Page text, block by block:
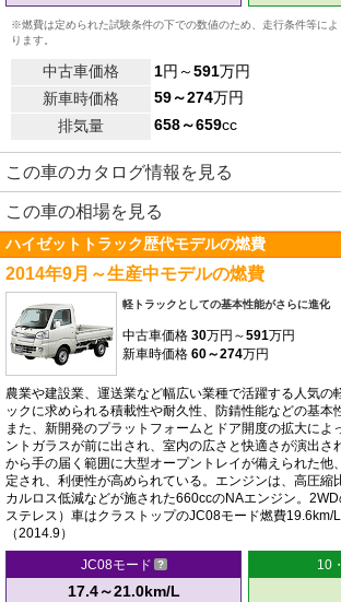
※燃費は定められた試験条件の下での数値のため、走行条件等に
ります。
中古車価格 1円～591万円
新車時価格
59～274万円
排気量
658～659cc
この車のカタログ情報を見る
この車の相場を見る
ハイゼットトラック歴代モデルの燃費
2014年9月～生産中モデルの燃費
軽トラックとしての基本性能がさらに進化
中古車価格 30万円～591万円
新車時価格 60～274万円
農業や建設業、運送業など幅広い業種で活躍する人気の
ックに求められる積載性や耐久性、防錆性能などの基本
また、新開発のプラットフォームとドア開度の拡大によ
ントガラスが前に出され、室内の広さと快適さが演出さ
から手の届く範囲に大型オープントレイが備えられた他
定され、利便性が高められている。エンジンは、高圧縮
カルロス低減などが施された660ccのNAエンジン。
ステレス）車はクラストップのJC08モード燃費19.6km/
（2014.9）
JC08モード
17.4～21.0km/L
10